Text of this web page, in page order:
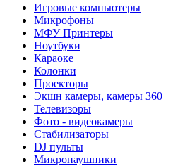
Игровые компьютеры
Микрофоны
МФУ Принтеры
Ноутбуки
Караоке
Колонки
Проекторы
Экшн камеры, камеры 360
Телевизоры
Фото - видеокамеры
Стабилизаторы
DJ пульты
Микронаушники